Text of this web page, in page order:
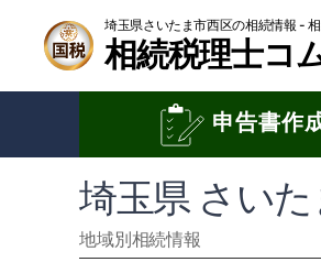
相続税理士コ
埼玉県さいたま市西区の相続情報 -
申告書作
埼玉県 さい
地域別相続情報